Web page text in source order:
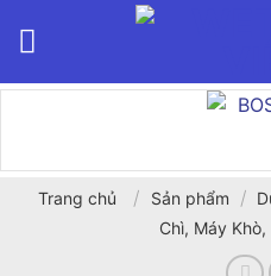
Trang chủ / Sản phẩm /
Chì, Máy Khò,